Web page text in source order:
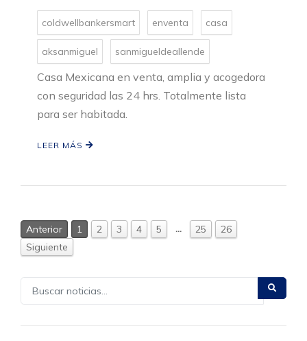
coldwellbankersmart enventa casa
aksanmiguel sanmigueldeallende
Casa Mexicana en venta, amplia y acogedora
con seguridad las 24 hrs. Totalmente lista
para ser habitada.
LEER MÁS
Anterior 1 2 3 4 5 … 25
26
Siguiente